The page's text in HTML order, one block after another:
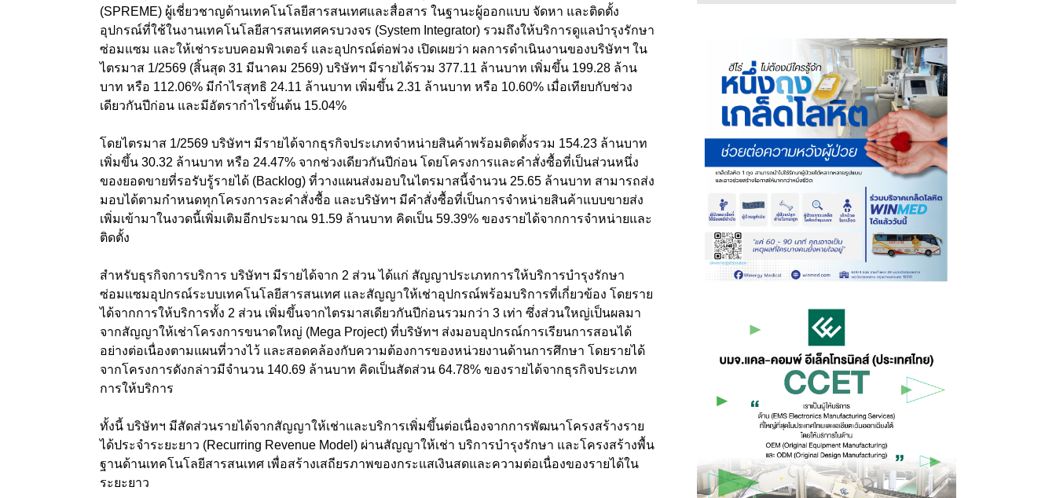
(SPREME) ผู้เชี่ยวชาญด้านเทคโนโลยีสารสนเทศและสื่อสาร ในฐานะผู้ออกแบบ จัดหา และติดตั้ง
อุปกรณ์ที่ใช้ในงานเทคโนโลยีสารสนเทศครบวงจร (System Integrator) รวมถึงให้บริการดูแลบำรุงรักษา
ซ่อมแซม และให้เช่าระบบคอมพิวเตอร์ และอุปกรณ์ต่อพ่วง เปิดเผยว่า ผลการดำเนินงานของบริษัทฯ ใน
ไตรมาส 1/2569 (สิ้นสุด 31 มีนาคม 2569) บริษัทฯ มีรายได้รวม 377.11 ล้านบาท เพิ่มขึ้น 199.28 ล้าน
บาท หรือ 112.06% มีกำไรสุทธิ 24.11 ล้านบาท เพิ่มขึ้น 2.31 ล้านบาท หรือ 10.60% เมื่อเทียบกับช่วง
เดียวกันปีก่อน และมีอัตรากำไรขั้นต้น 15.04%
โดยไตรมาส 1/2569 บริษัทฯ มีรายได้จากธุรกิจประเภทจำหน่ายสินค้าพร้อมติดตั้งรวม 154.23 ล้านบาท
เพิ่มขึ้น 30.32 ล้านบาท หรือ 24.47% จากช่วงเดียวกันปีก่อน โดยโครงการและคำสั่งซื้อที่เป็นส่วนหนึ่ง
ของยอดขายที่รอรับรู้รายได้ (Backlog) ที่วางแผนส่งมอบในไตรมาสนี้จำนวน 25.65 ล้านบาท สามารถส่ง
มอบได้ตามกำหนดทุกโครงการละคำสั่งซื้อ และบริษัทฯ มีคำสั่งซื้อที่เป็นการจำหน่ายสินค้าแบบขายส่ง
เพิ่มเข้ามาในงวดนี้เพิ่มเติมอีกประมาณ 91.59 ล้านบาท คิดเป็น 59.39% ของรายได้จากการจำหน่ายและ
ติดตั้ง
สำหรับธุรกิจการบริการ บริษัทฯ มีรายได้จาก 2 ส่วน ได้แก่ สัญญาประเภทการให้บริการบำรุงรักษา
ซ่อมแซมอุปกรณ์ระบบเทคโนโลยีสารสนเทศ และสัญญาให้เช่าอุปกรณ์พร้อมบริการที่เกี่ยวข้อง โดยราย
ได้จากการให้บริการทั้ง 2 ส่วน เพิ่มขึ้นจากไตรมาสเดียวกันปีก่อนรวมกว่า 3 เท่า ซึ่งส่วนใหญ่เป็นผลมา
จากสัญญาให้เช่าโครงการขนาดใหญ่ (Mega Project) ที่บริษัทฯ ส่งมอบอุปกรณ์การเรียนการสอนได้
อย่างต่อเนื่องตามแผนที่วางไว้ และสอดคล้องกับความต้องการของหน่วยงานด้านการศึกษา โดยรายได้
จากโครงการดังกล่าวมีจำนวน 140.69 ล้านบาท คิดเป็นสัดส่วน 64.78% ของรายได้จากธุรกิจประเภท
การให้บริการ
ทั้งนี้ บริษัทฯ มีสัดส่วนรายได้จากสัญญาให้เช่าและบริการเพิ่มขึ้นต่อเนื่องจากการพัฒนาโครงสร้างราย
ได้ประจำระยะยาว (Recurring Revenue Model) ผ่านสัญญาให้เช่า บริการบำรุงรักษา และโครงสร้างพื้น
ฐานด้านเทคโนโลยีสารสนเทศ เพื่อสร้างเสถียรภาพของกระแสเงินสดและความต่อเนื่องของรายได้ใน
ระยะยาว